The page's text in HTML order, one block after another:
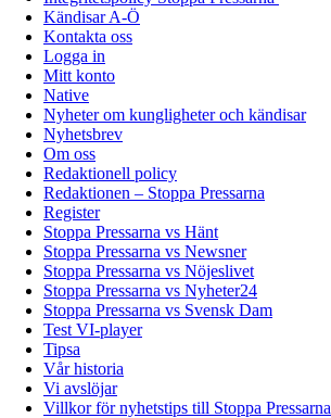
Kändisar A-Ö
Kontakta oss
Logga in
Mitt konto
Native
Nyheter om kungligheter och kändisar
Nyhetsbrev
Om oss
Redaktionell policy
Redaktionen – Stoppa Pressarna
Register
Stoppa Pressarna vs Hänt
Stoppa Pressarna vs Newsner
Stoppa Pressarna vs Nöjeslivet
Stoppa Pressarna vs Nyheter24
Stoppa Pressarna vs Svensk Dam
Test VI-player
Tipsa
Vår historia
Vi avslöjar
Villkor för nyhetstips till Stoppa Pressarna